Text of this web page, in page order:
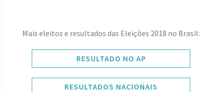
Mais eleitos e resultados das Eleições 2018 no Brasil:
RESULTADO NO AP
RESULTADOS NACIONAIS